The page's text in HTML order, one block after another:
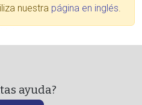
nuestra página en inglés.
ayuda?